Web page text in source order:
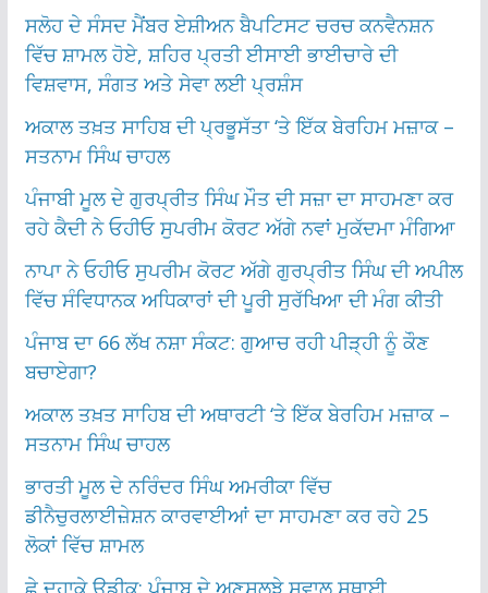
ਸਲੋਹ ਦੇ ਸੰਸਦ ਮੈਂਬਰ ਏਸ਼ੀਅਨ ਬੈਪਟਿਸਟ ਚਰਚ ਕਨਵੈਨਸ਼ਨ
ਵਿੱਚ ਸ਼ਾਮਲ ਹੋਏ, ਸ਼ਹਿਰ ਪ੍ਰਤੀ ਈਸਾਈ ਭਾਈਚਾਰੇ ਦੀ
ਵਿਸ਼ਵਾਸ, ਸੰਗਤ ਅਤੇ ਸੇਵਾ ਲਈ ਪ੍ਰਸ਼ੰਸ
ਅਕਾਲ ਤਖ਼ਤ ਸਾਹਿਬ ਦੀ ਪ੍ਰਭੂਸੱਤਾ ‘ਤੇ ਇੱਕ ਬੇਰਹਿਮ ਮਜ਼ਾਕ –
ਸਤਨਾਮ ਸਿੰਘ ਚਾਹਲ
ਪੰਜਾਬੀ ਮੂਲ ਦੇ ਗੁਰਪ੍ਰੀਤ ਸਿੰਘ ਮੌਤ ਦੀ ਸਜ਼ਾ ਦਾ ਸਾਹਮਣਾ ਕਰ
ਰਹੇ ਕੈਦੀ ਨੇ ਓਹੀਓ ਸੁਪਰੀਮ ਕੋਰਟ ਅੱਗੇ ਨਵਾਂ ਮੁਕੱਦਮਾ ਮੰਗਿਆ
ਨਾਪਾ ਨੇ ਓਹੀਓ ਸੁਪਰੀਮ ਕੋਰਟ ਅੱਗੇ ਗੁਰਪ੍ਰੀਤ ਸਿੰਘ ਦੀ ਅਪੀਲ
ਵਿੱਚ ਸੰਵਿਧਾਨਕ ਅਧਿਕਾਰਾਂ ਦੀ ਪੂਰੀ ਸੁਰੱਖਿਆ ਦੀ ਮੰਗ ਕੀਤੀ
ਪੰਜਾਬ ਦਾ 66 ਲੱਖ ਨਸ਼ਾ ਸੰਕਟ: ਗੁਆਚ ਰਹੀ ਪੀੜ੍ਹੀ ਨੂੰ ਕੌਣ
ਬਚਾਏਗਾ?
ਅਕਾਲ ਤਖ਼ਤ ਸਾਹਿਬ ਦੀ ਅਥਾਰਟੀ ‘ਤੇ ਇੱਕ ਬੇਰਹਿਮ ਮਜ਼ਾਕ –
ਸਤਨਾਮ ਸਿੰਘ ਚਾਹਲ
ਭਾਰਤੀ ਮੂਲ ਦੇ ਨਰਿੰਦਰ ਸਿੰਘ ਅਮਰੀਕਾ ਵਿੱਚ
ਡੀਨੈਚੁਰਲਾਈਜ਼ੇਸ਼ਨ ਕਾਰਵਾਈਆਂ ਦਾ ਸਾਹਮਣਾ ਕਰ ਰਹੇ 25
ਲੋਕਾਂ ਵਿੱਚ ਸ਼ਾਮਲ